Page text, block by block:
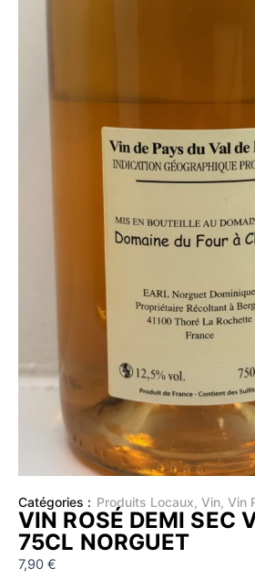
Catégories : Produits Locaux, Vin, Vin
VIN ROSÉ DEMI SEC
75CL NORGUET
7,90 €